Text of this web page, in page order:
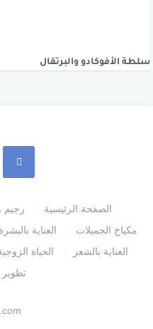
سلطة الأفوكادو والبرتقال
الصفحة الرئيسية رجيم
مكياج الجميلات
العناية بالبشرة
العناية بالشعر
الحياة
تطوير